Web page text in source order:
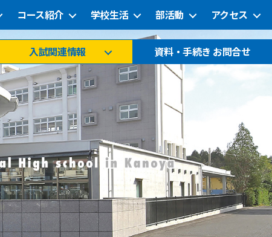
コース紹介 学校生活 部活動 アクセス
入試関連情報 資料・手続き お問合せ